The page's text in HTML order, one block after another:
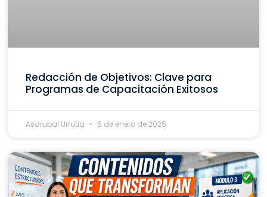
Redacción de Objetivos: Clave para
Programas de Capacitación Exitosos
Asdrubal Urrutia 6 de enero de 2025